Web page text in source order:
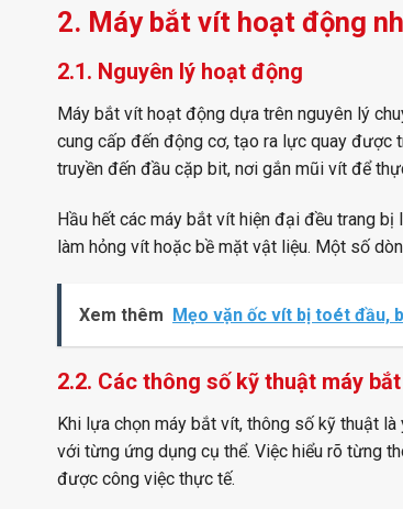
2. Máy bắt vít hoạt động
2.1. Nguyên lý hoạt động
Máy bắt vít hoạt động dựa trên nguyên lý
cung cấp đến động cơ, tạo ra lực quay được
truyền đến đầu cặp bit, nơi gắn mũi vít để
Hầu hết các máy bắt vít hiện đại đều trang
làm hỏng vít hoặc bề mặt vật liệu. Một số
Xem thêm Mẹo vặn ốc vít bị toét đầu,
2.2. Các thông số kỹ thuật máy
Khi lựa chọn máy bắt vít, thông số kỹ thuật
với từng ứng dụng cụ thể. Việc hiểu rõ từng
được công việc thực tế.